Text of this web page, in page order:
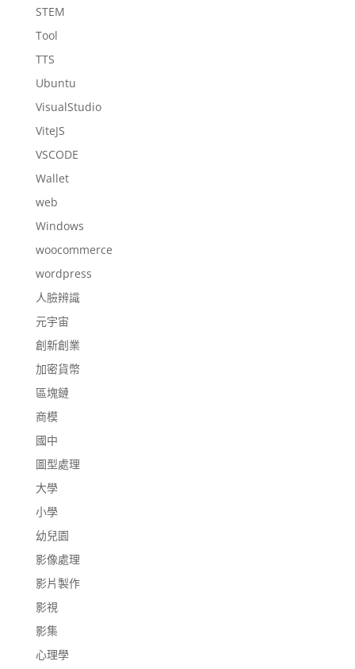
STEM
Tool
TTS
Ubuntu
VisualStudio
ViteJS
VSCODE
Wallet
web
Windows
woocommerce
wordpress
人臉辨識
元宇宙
創新創業
加密貨幣
區塊鏈
商模
國中
圖型處理
大學
小學
幼兒園
影像處理
影片製作
影視
影集
心理學